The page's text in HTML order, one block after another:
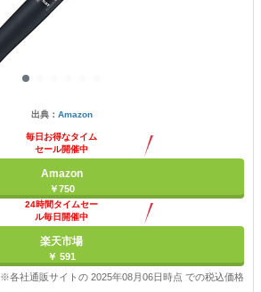
出典： Amazon
毎日お得なタイム
セール開催中
Amazon
￥750
24時間タイムセー
ル毎日開催中
楽天市場
￥ 591
※各社通販サイトの 2025年08月06日時点 での税込価格